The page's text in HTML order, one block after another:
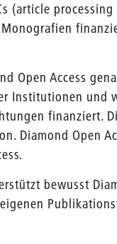
(article
Open Access
Institutionen und
finanziert.
Diamond Open
bewusst